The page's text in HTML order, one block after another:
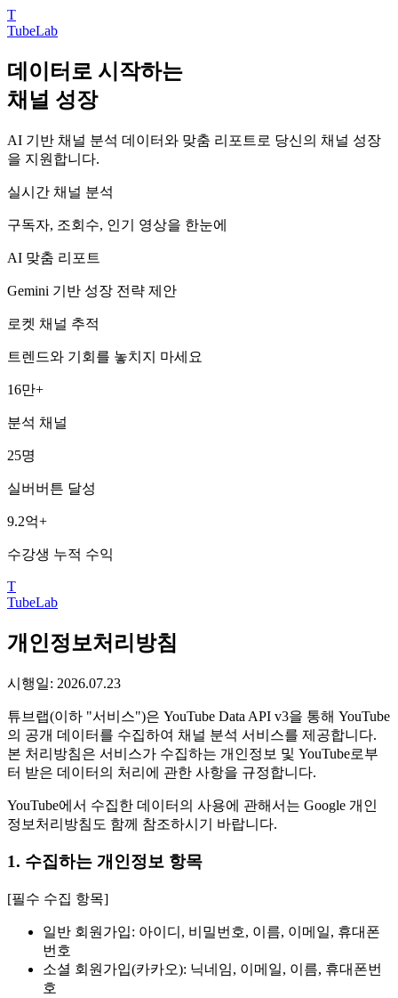
T
TubeLab
데이터로 시작하는
채널 성장
AI 기반 채널 분석 데이터와 맞춤 리포트로 당신의 채널 성장
을 지원합니다.
실시간 채널 분석
구독자, 조회수, 인기 영상을 한눈에
AI 맞춤 리포트
Gemini 기반 성장 전략 제안
로켓 채널 추적
트렌드와 기회를 놓치지 마세요
16만+
분석 채널
25명
실버버튼 달성
9.2억+
수강생 누적 수익
T
TubeLab
개인정보처리방침
시행일: 2026.07.23
튜브랩(이하 "서비스")은 YouTube Data API v3을 통해 YouTube
의 공개 데이터를 수집하여 채널 분석 서비스를 제공합니다.
본 처리방침은 서비스가 수집하는 개인정보 및 YouTube로부
터 받은 데이터의 처리에 관한 사항을 규정합니다.
YouTube에서 수집한 데이터의 사용에 관해서는 Google 개인
정보처리방침도 함께 참조하시기 바랍니다.
1. 수집하는 개인정보 항목
[필수 수집 항목]
일반 회원가입: 아이디, 비밀번호, 이름, 이메일, 휴대폰
번호
소셜 회원가입(카카오): 닉네임, 이메일, 이름, 휴대폰번
호